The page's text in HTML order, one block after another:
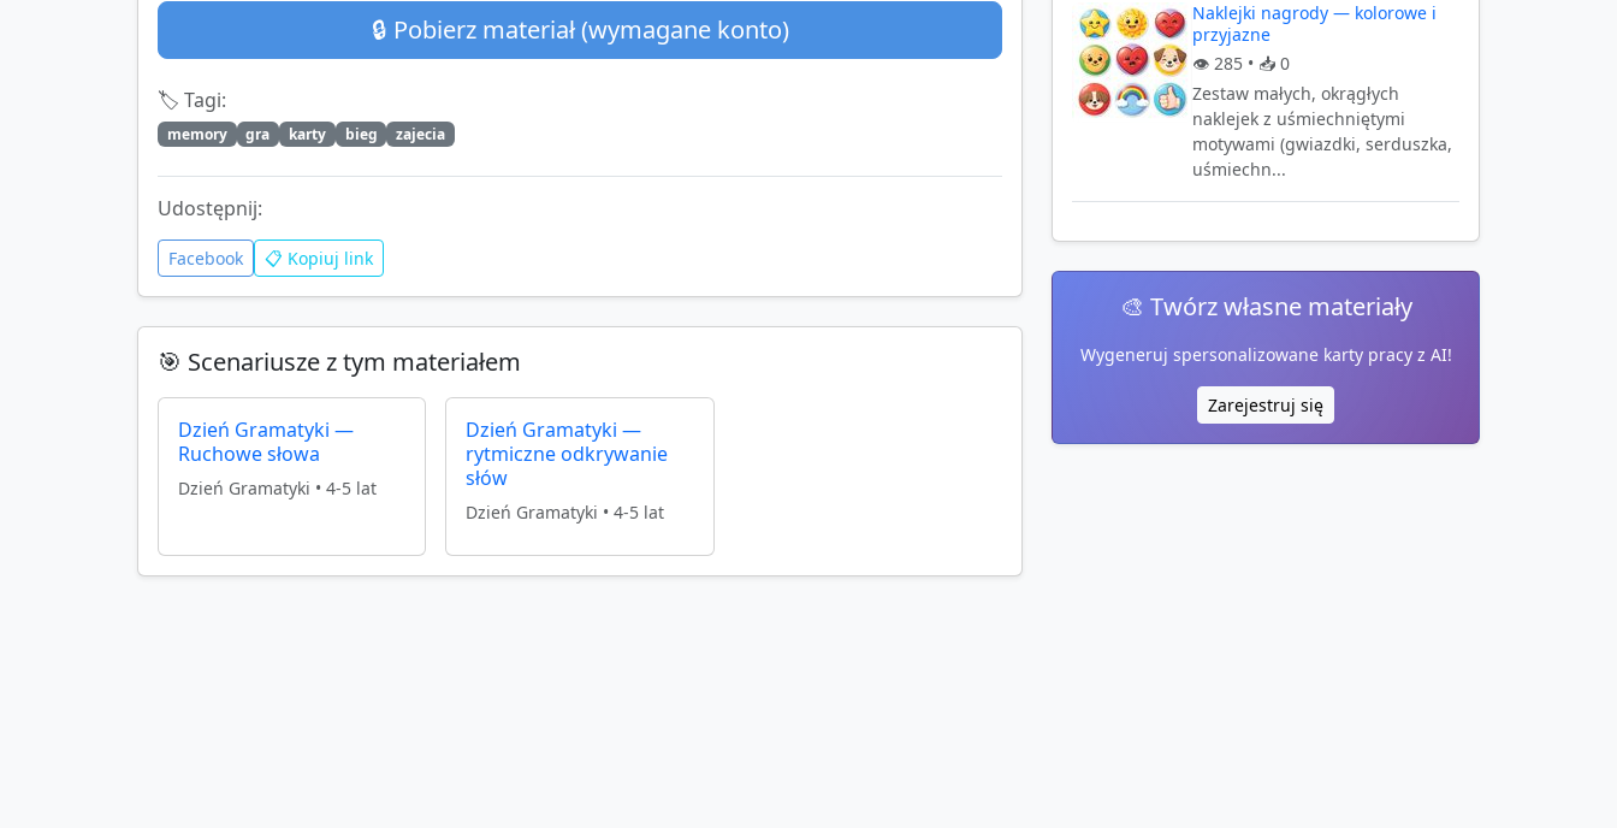
🔒 Pobierz materiał (wymagane konto)
🏷️ Tagi:
memory gra karty bieg zajecia
Udostępnij:
Facebook 📋 Kopiuj link
🎯 Scenariusze z tym materiałem
Dzień Gramatyki —
Ruchowe słowa
Dzień Gramatyki • 4-5 lat
Dzień Gramatyki —
rytmiczne odkrywanie
słów
Dzień Gramatyki •4-5 lat
Naklejki nagrody — kolorowe i
przyjazne
👁️ 285 • 📥 0
Zestaw małych, okrągłych
naklejek z uśmiechniętymi
motywami (gwiazdki, serduszka,
uśmiechn...
🎨 Twórz własne materiały
Wygeneruj spersonalizowane karty pracy z AI!
Zarejestruj się